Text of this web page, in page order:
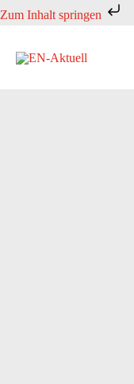
Zum Inhalt springen
Zum
springen